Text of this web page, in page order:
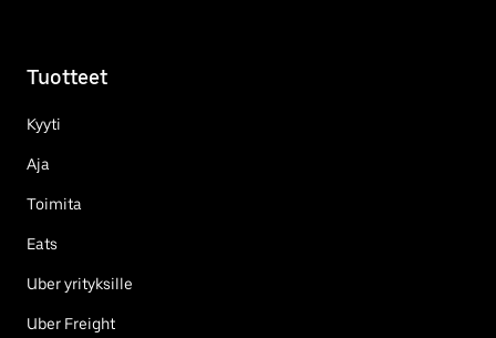
Tuotteet
Kyyti
Aja
Toimita
Eats
Uber yrityksille
Uber Freight